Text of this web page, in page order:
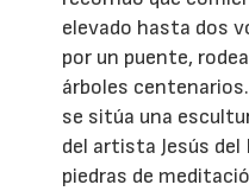
elevado hasta dos
por un puente,
árboles
se sitúa una
del artista Jesús del
piedras de